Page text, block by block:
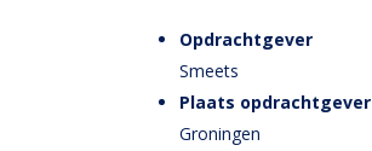
Opdrachtgever
Smeets
Plaats opdrachtgever
Groningen